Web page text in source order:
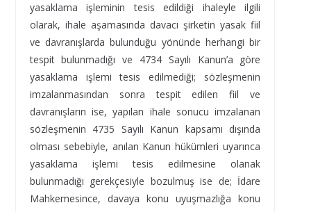
yasaklama işleminin tesis edildiği ihaleyle ilgili
olarak, ihale aşamasında davacı şirketin yasak fiil
ve davranışlarda bulunduğu yönünde herhangi bir
tespit bulunmadığı ve 4734 Sayılı Kanun’a göre
yasaklama işlemi tesis edilmediği; sözleşmenin
imzalanmasından sonra tespit edilen fiil ve
davranışların ise, yapılan ihale sonucu imzalanan
sözleşmenin 4735 Sayılı Kanun kapsamı dışında
olması sebebiyle, anılan Kanun hükümleri uyarınca
yasaklama işlemi tesis edilmesine olanak
bulunmadığı gerekçesiyle bozulmuş ise de; İdare
Mahkemesince, davaya konu uyuşmazlığa konu